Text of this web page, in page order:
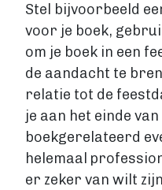
Stel bijvoorbeeld
voor je boek,
om je boek in een
de aandacht te
relatie tot de
je aan het einde
boekgerelateerd
helemaal
er zeker van wilt